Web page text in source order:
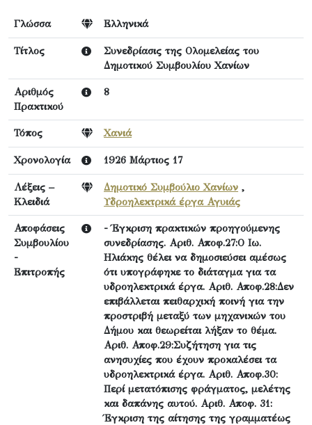
Γλώσσα Ελληνικά
Τίτλος
Συνεδρίασις της Ολομελείας του
Δημοτικού Συμβουλίου Χανίων
Αριθμός
Πρακτικού
8
Τόπος Χανιά
Χρονολογία 1926 Μάρτιος 17
Λέξεις –
Κλειδιά
Δημοτικό Συμβούλιο Χανίων ,
Υδροηλεκτρικά έργα Αγυιάς
Αποφάσεις
Συμβουλίου
-
Επιτροπής
- Έγκριση πρακτικών προηγούμενης
συνεδρίασης. Αριθ. Αποφ.27:Ο Ιω.
Ηλιάκης θέλει να δημοσιεύσει αμέσως
ότι υπογράφηκε το διάταγμα για τα
υδροηλεκτρικά έργα. Αριθ. Αποφ.28:Δεν
επιβάλλεται πειθαρχική ποινή για την
προστριβή μεταξύ των μηχανικών του
Δήμου και θεωρείται λήξαν το θέμα.
Αριθ. Αποφ.29:Συζήτηση για τις
ανησυχίες που έχουν προκαλέσει τα
υδροηλεκτρικά έργα. Αριθ. Αποφ.30:
Περί μετατόπισης φράγματος, μελέτης
και δαπάνης αυτού. Αριθ. Αποφ. 31:
Έγκριση της αίτησης της γραμματέως